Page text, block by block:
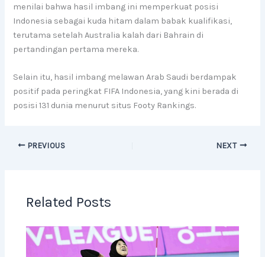
menilai bahwa hasil imbang ini memperkuat posisi
Indonesia sebagai kuda hitam dalam babak kualifikasi,
terutama setelah Australia kalah dari Bahrain di
pertandingan pertama mereka.
Selain itu, hasil imbang melawan Arab Saudi berdampak
positif pada peringkat FIFA Indonesia, yang kini berada di
posisi 131 dunia menurut situs Footy Rankings.
PREVIOUS NEXT
Related Posts